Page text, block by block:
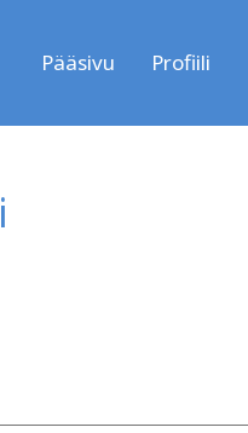
Pääsivu Profiili